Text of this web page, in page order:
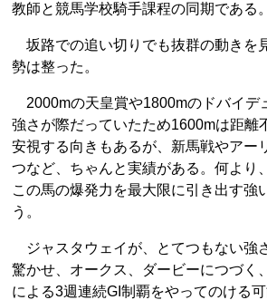
教師と競馬学校騎手課程の同期である。
坂路での追い切りでも抜群の動きを
勢は整った。
2000mの天皇賞や1800mのドバイデ
強さが際だっていたため1600mは距離
安視する向きもあるが、新馬戦やアー
つなど、ちゃんと実績がある。何より
この馬の爆発力を最大限に引き出す強
う。
ジャスタウェイが、とてつもない強
驚かせ、オークス、ダービーにつづく
による3週連続GI制覇をやってのける